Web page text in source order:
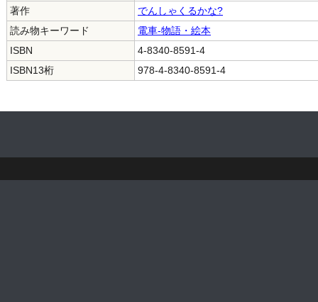
著作
でんしゃくるかな?
読み物キーワード
電車-物語・絵本
ISBN
4-8340-8591-4
ISBN13桁
978-4-8340-8591-4